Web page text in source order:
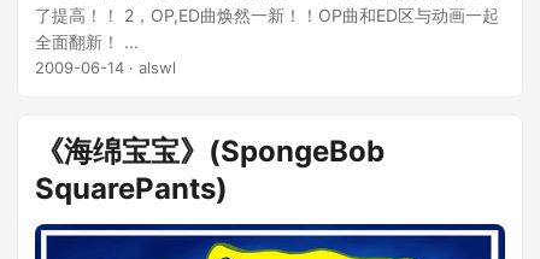
了提高！！ 2，OP,ED曲焕然一新！！OP曲和ED区与动画一起
全面翻新！ ...
2009-06-14 · alswl
《海绵宝宝》(SpongeBob
SquarePants)